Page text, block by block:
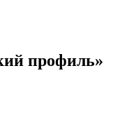
профиль»